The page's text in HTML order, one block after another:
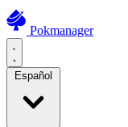
Pokmanager
Español